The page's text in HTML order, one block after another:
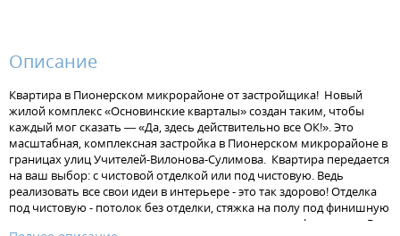
Описание
Квартира в Пионерском микрорайоне от застройщика! Новый
жилой комплекс «Основинские кварталы» создан таким, чтобы
каждый мог сказать — «Да, здесь действительно все ОК!». Это
масштабная, комплексная застройка в Пионерском микрорайоне в
границах улиц Учителей-Вилонова-Сулимова. Квартира передается
на ваш выбор: с чистовой отделкой или под чистовую. Ведь
реализовать все свои идеи в интерьере - это так здорово! Отделка
под чистовую - потолок без отделки, стяжка на полу под финишную
отделку, штукатурка на стенах, установлена электрофурнитура. В